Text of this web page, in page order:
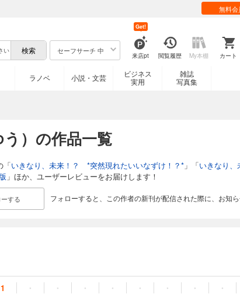
無料会
セーフサーチ 中
来店pt
Get!
閲覧履歴 My本棚 カート
ラノベ 小説・文芸
ビジネス
実用
雑誌
写真集
）の作品一覧
「いきなり、未来！？ *突然現れたいいなずけ！？* 」「いきなり
」ほか、ユーザーレビューをお届けします！
する フォローすると、この作者の新刊が配信された際に、お知ら
1 ・ ・ ・ ・ ・ ・ ・ ・